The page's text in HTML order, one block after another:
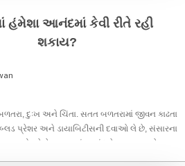
હંમેશા આનંદમાં કેવી રીતે રહી
શકાય?
દુઃખ અને ચિંતા. સતત બળતરામાં જીવન કાઢતા
પ્રેશર અને ડાયાબિટીસની દવાઓ લે છે, સંસારના
વ્યાસનો કરે છે. જીવનમાં આનંદ મેળવવાના અનેક